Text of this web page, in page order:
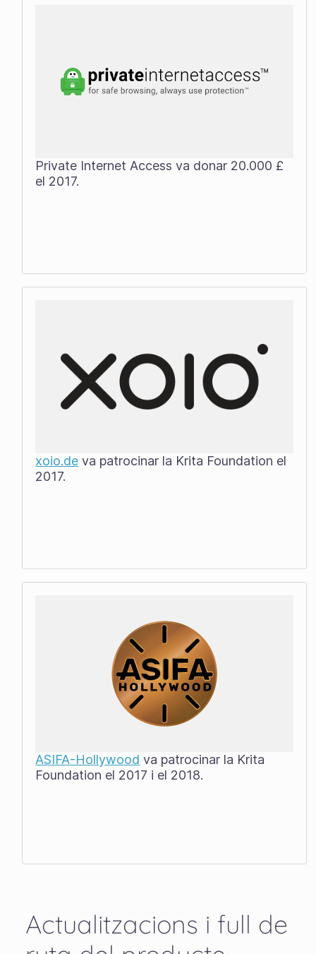
Private Internet Access va donar 20.000 £
el 2017.
xoio.de va patrocinar la Krita Foundation el
2017.
ASIFA-Hollywood va patrocinar la Krita
Foundation el 2017 i el 2018.
Actualitzacions i full de